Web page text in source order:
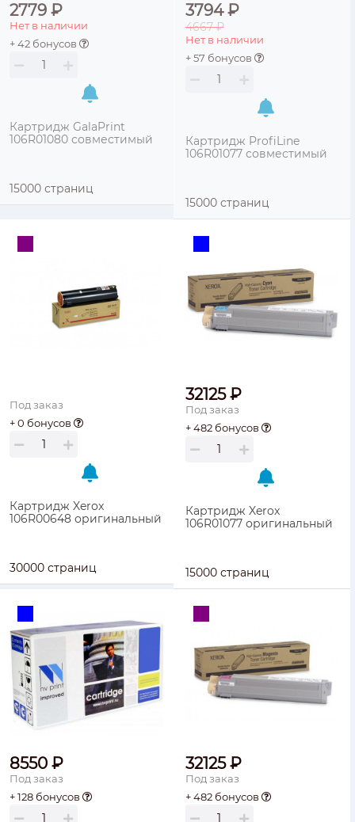
2779 ₽
Нет в наличии
+ 42 бонусов
Картридж GalaPrint
106R01080 совместимый
15000 страниц
3794 ₽
4667 ₽
Нет в наличии
+ 57 бонусов
Картридж ProfiLine
106R01077 совместимый
15000 страниц
Под заказ
+ 0 бонусов
Картридж Xerox
106R00648 оригинальный
30000 страниц
32125 ₽
Под заказ
+ 482 бонусов
Картридж Xerox
106R01077 оригинальный
15000 страниц
8550 ₽
Под заказ
+ 128 бонусов
32125 ₽
Под заказ
+ 482 бонусов